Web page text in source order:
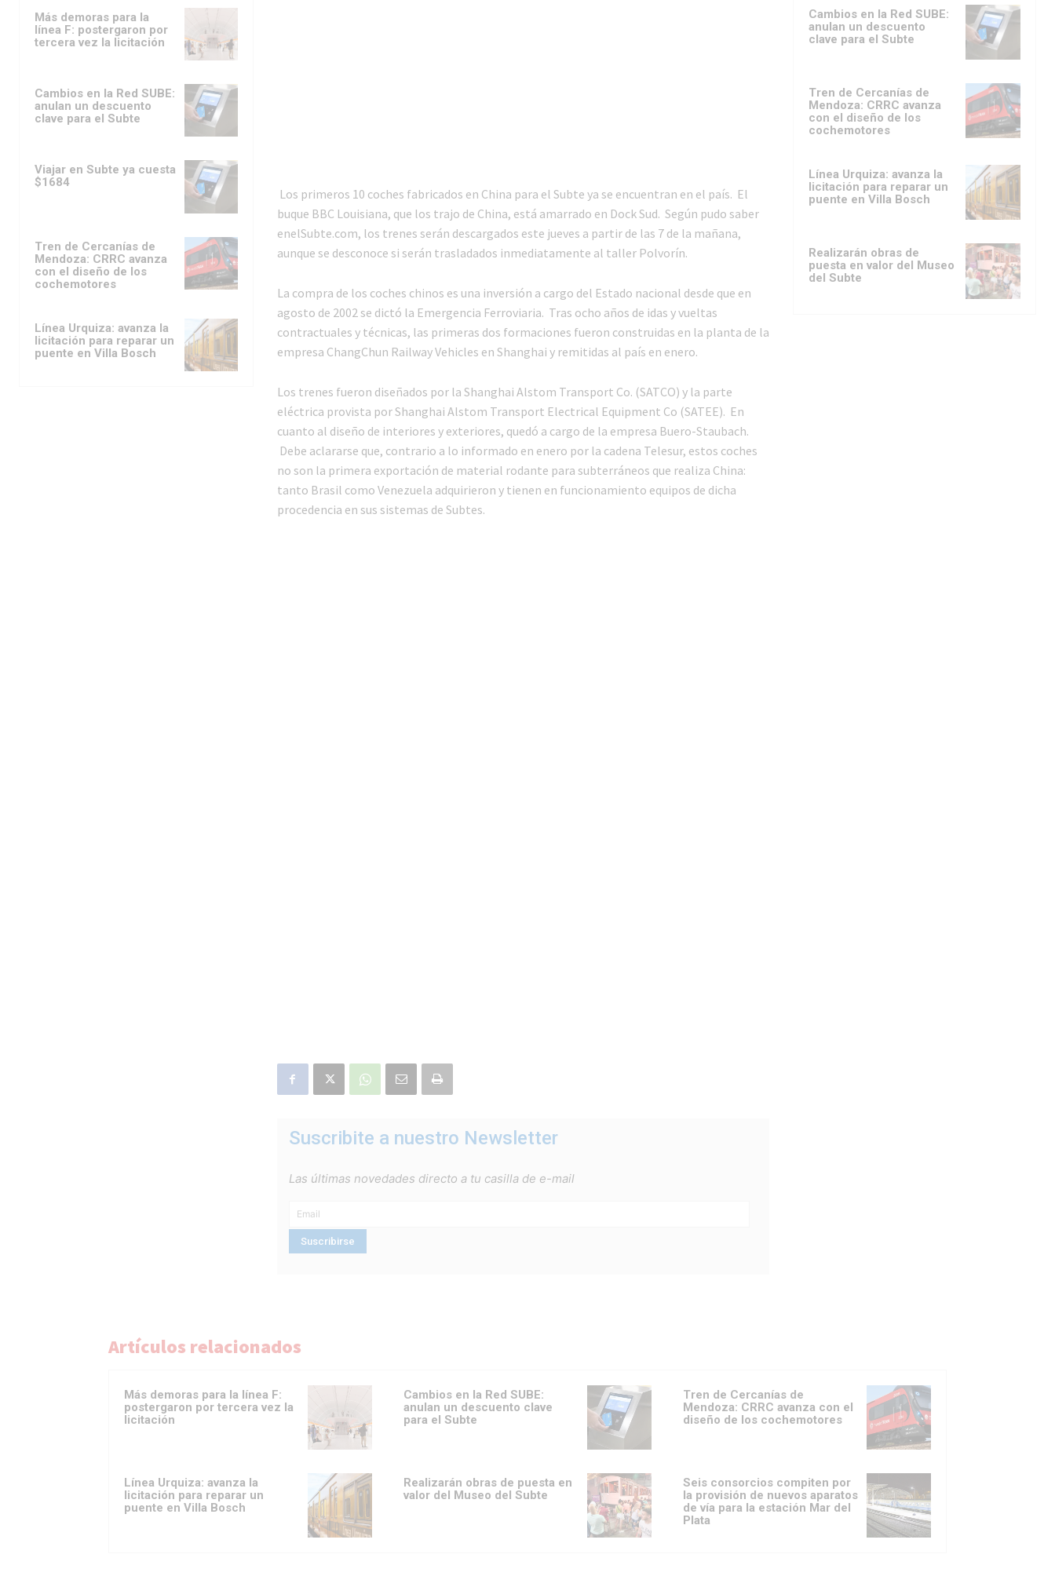
Más demoras para la
línea F: postergaron por
tercera vez la licitación
Cambios en la Red SUBE:
anulan un descuento
clave para el Subte
Viajar en Subte ya cuesta
$1684
Tren de Cercanías de
Mendoza: CRRC avanza
con el diseño de los
cochemotores
Línea Urquiza: avanza la
licitación para reparar un
puente en Villa Bosch
Los primeros 10 coches fabricados en China para el Subte ya se encuentran en el país. El
buque BBC Louisiana, que los trajo de China, está amarrado en Dock Sud. Según pudo saber
enelSubte.com, los trenes serán descargados este jueves a partir de las 7 de la mañana,
aunque se desconoce si serán trasladados inmediatamente al taller Polvorín.
La compra de los coches chinos es una inversión a cargo del Estado nacional desde que en
agosto de 2002 se dictó la Emergencia Ferroviaria. Tras ocho años de idas y vueltas
contractuales y técnicas, las primeras dos formaciones fueron construidas en la planta de la
empresa ChangChun Railway Vehicles en Shanghai y remitidas al país en enero.
Los trenes fueron diseñados por la Shanghai Alstom Transport Co. (SATCO) y la parte
eléctrica provista por Shanghai Alstom Transport Electrical Equipment Co (SATEE). En
cuanto al diseño de interiores y exteriores, quedó a cargo de la empresa Buero-Staubach.
Debe aclararse que, contrario a lo informado en enero por la cadena Telesur, estos coches
no son la primera exportación de material rodante para subterráneos que realiza China:
tanto Brasil como Venezuela adquirieron y tienen en funcionamiento equipos de dicha
procedencia en sus sistemas de Subtes.
Suscribite a nuestro Newsletter
Las últimas novedades directo a tu casilla de e-mail
Cambios en la Red SUBE:
anulan un descuento
clave para el Subte
Tren de Cercanías de
Mendoza: CRRC avanza
con el diseño de los
cochemotores
Línea Urquiza: avanza la
licitación para reparar un
puente en Villa Bosch
Realizarán obras de
puesta en valor del Museo
del Subte
Artículos relacionados
Más demoras para la línea F:
postergaron por tercera vez la
licitación
Cambios en la Red SUBE:
anulan un descuento clave
para el Subte
Tren de Cercanías de
Mendoza: CRRC avanza con el
diseño de los cochemotores
Línea Urquiza: avanza la
licitación para reparar un
puente en Villa Bosch
Realizarán obras de puesta en
valor del Museo del Subte
Seis consorcios compiten por
la provisión de nuevos aparatos
de vía para la estación Mar del
Plata